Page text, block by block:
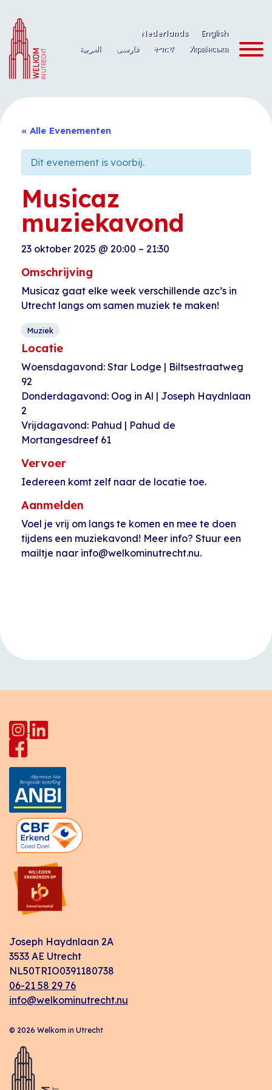
naar
de
inhoud
Nederlands
English
العربية
فارسی ትግርኛ Українська
« Alle Evenementen
Dit evenement is voorbij.
Musicaz
muziekavond
23 oktober 2025 @ 20:00 – 21:30
Omschrijving
Musicaz gaat elke week verschillende azc’s in
Utrecht langs om samen muziek te maken!
Muziek
Locatie
Woensdagavond: Star Lodge | Biltsestraatweg
92
Donderdagavond: Oog in Al | Joseph Haydnlaan
2
Vrijdagavond: Pahud | Pahud de
Mortangesdreef 61
Vervoer
Iedereen komt zelf naar de locatie toe.
Aanmelden
Voel je vrij om langs te komen en mee te doen
tijdens een muziekavond! Meer info? Stuur een
mailtje naar info@welkominutrecht.nu.
Joseph Haydnlaan 2A
3533 AE Utrecht
NL50TRIO0391180738
06-21 58 29 76
info@welkominutrecht.nu
© 2026 Welkom in Utrecht